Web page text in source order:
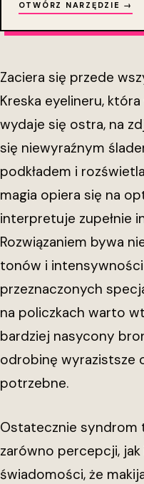
OTWÓRZ NARZĘDZIE →
Zaciera się przede
Kreska eyelineru,
wydaje się ostra, na
się niewyraźnym
podkładem i
magia opiera się na
interpretuje zupełnie
Rozwiązaniem bywa
tonów i
przeznaczonych
na policzkach warto
bardziej nasycony
odrobinę wyrazistsze
potrzebne.
Ostatecznie
zarówno percepcji,
świadomości, że